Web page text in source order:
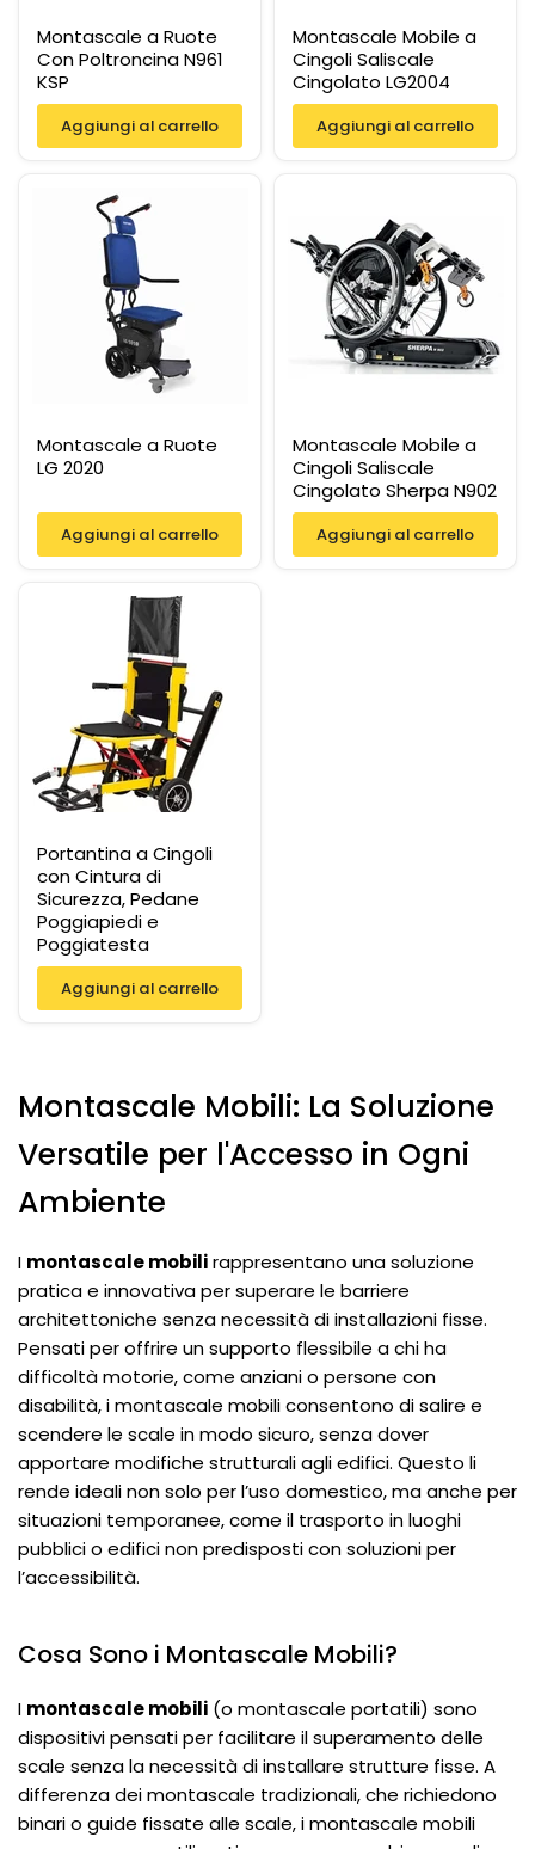
Montascale a Ruote
Con Poltroncina N961
KSP
Aggiungi al carrello
Montascale Mobile a
Cingoli Saliscale
Cingolato LG2004
Aggiungi al carrello
Montascale a Ruote
LG 2020
Aggiungi al carrello
Montascale Mobile a
Cingoli Saliscale
Cingolato Sherpa N902
Aggiungi al carrello
Portantina a Cingoli
con Cintura di
Sicurezza, Pedane
Poggiapiedi e
Poggiatesta
Aggiungi al carrello
Montascale Mobili: La Soluzione
Versatile per l'Accesso in Ogni
Ambiente
I montascale mobilirappresentano una soluzione
pratica e innovativa per superare le barriere
architettoniche senza necessità di installazioni fisse.
Pensati per offrire un supporto flessibile a chi ha
difficoltà motorie, come anziani o persone con
disabilità, i montascale mobili consentono di salire e
scendere le scale in modo sicuro, senza dover
apportare modifiche strutturali agli edifici. Questo li
rende ideali non solo per l’uso domestico, ma anche per
situazioni temporanee, come il trasporto in luoghi
pubblici o edifici non predisposti con soluzioni per
l’accessibilità.
Cosa Sono i Montascale Mobili?
I montascale mobili (o montascale portatili) sono
dispositivi pensati per facilitare il superamento delle
scale senza la necessità di installare strutture fisse. A
differenza dei montascale tradizionali, che richiedono
binari o guide fissate alle scale, i montascale mobili